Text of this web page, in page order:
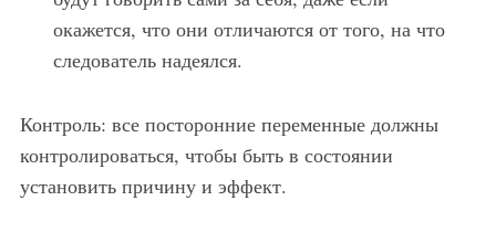
окажется, что они отличаются от того, на что
следователь надеялся.
Контроль: все посторонние переменные должны
контролироваться, чтобы быть в состоянии
установить причину и эффект.